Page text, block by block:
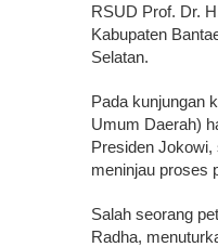
RSUD Prof. Dr.
Kabupaten
Selatan.
Pada kunjungan
Umum Daerah)
Presiden Jokowi,
meninjau proses
Salah seorang
Radha,